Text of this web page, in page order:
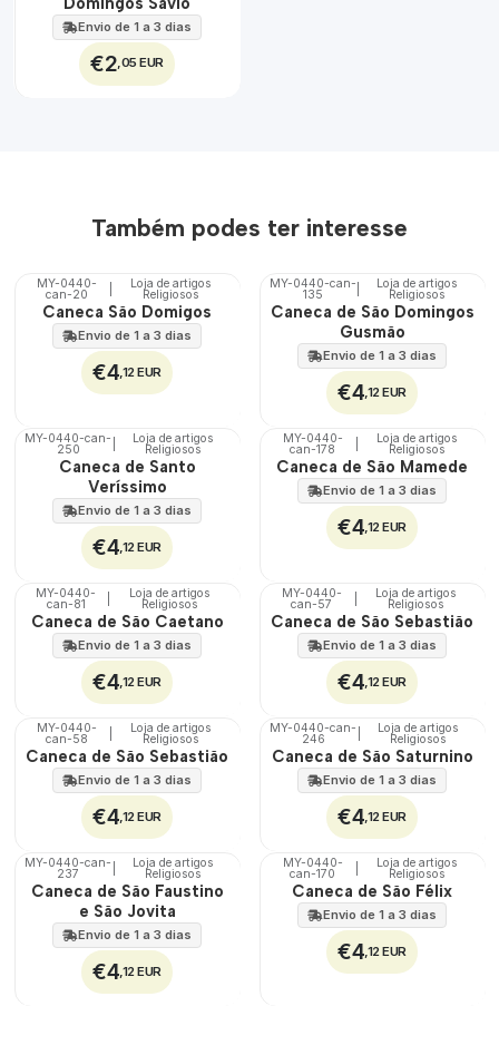
ÁGUA
Envio de 1 a 3 dias
€2,05 EUR
Também podes ter interesse
🇵🇹
100%
MY-0440-
can-20
Loja de artigos
Religiosos
Caneca São Domigos
Envio de 1 a 3 dias
€4,12 EUR
🇵🇹
100%
MY-0440-can-
135
Loja de artigos
Religiosos
Caneca de São Domingos
Gusmão
Envio de 1 a 3 dias
€4,12 EUR
🇵🇹
100%
MY-0440-can-
250
Loja de artigos
Religiosos
Caneca de Santo
Veríssimo
Envio de 1 a 3 dias
€4,12 EUR
🇵🇹
100%
MY-0440-
can-178
Loja de artigos
Religiosos
Caneca de São Mamede
Envio de 1 a 3 dias
€4,12 EUR
🇵🇹
100%
MY-0440-
can-81
Loja de artigos
Religiosos
Caneca de São Caetano
Envio de 1 a 3 dias
€4,12 EUR
🇵🇹
100%
MY-0440-
can-57
Loja de artigos
Religiosos
Caneca de São Sebastião
Envio de 1 a 3 dias
€4,12 EUR
🇵🇹
100%
MY-0440-
can-58
Loja de artigos
Religiosos
Caneca de São Sebastião
Envio de 1 a 3 dias
€4,12 EUR
🇵🇹
100%
MY-0440-can-
246
Loja de artigos
Religiosos
Caneca de São Saturnino
Envio de 1 a 3 dias
€4,12 EUR
🇵🇹
100%
MY-0440-can-
237
Loja de artigos
Religiosos
Caneca de São Faustino
e São Jovita
Envio de 1 a 3 dias
€4,12 EUR
🇵🇹
100%
MY-0440-
can-170
Loja de artigos
Religiosos
Caneca de São Félix
Envio de 1 a 3 dias
€4,12 EUR